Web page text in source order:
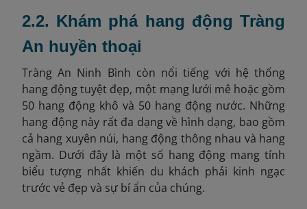
2.2. Khám phá hang động Tràng
An huyền thoại
Tràng An Ninh Bình còn nổi tiếng với hệ thống
hang động tuyệt đẹp, một mạng lưới mê hoặc gồm
50 hang động khô và 50 hang động nước. Những
hang động này rất đa dạng về hình dạng, bao gồm
cả hang xuyên núi, hang động thông nhau và hang
ngầm. Dưới đây là một số hang động mang tính
biểu tượng nhất khiến du khách phải kinh ngạc
trước vẻ đẹp và sự bí ẩn của chúng.